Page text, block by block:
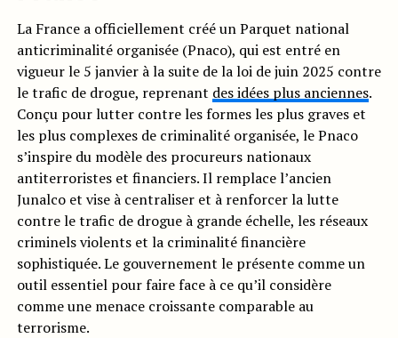
La France a officiellement créé un Parquet national
anticriminalité organisée (Pnaco), qui est entré en
vigueur le 5 janvier à la suite de la loi de juin 2025 contre
le trafic de drogue, reprenant des idées plus anciennes.
Conçu pour lutter contre les formes les plus graves et
les plus complexes de criminalité organisée, le Pnaco
s’inspire du modèle des procureurs nationaux
antiterroristes et financiers. Il remplace l’ancien
Junalco et vise à centraliser et à renforcer la lutte
contre le trafic de drogue à grande échelle, les réseaux
criminels violents et la criminalité financière
sophistiquée. Le gouvernement le présente comme un
outil essentiel pour faire face à ce qu’il considère
comme une menace croissante comparable au
terrorisme.